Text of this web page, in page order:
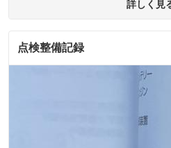
内装
(内装状態)
気になる汚れ等が、部分
主要機関に不具合はあり
※グー鑑定は保証サービスではござい
詳しく見
点検整備記録